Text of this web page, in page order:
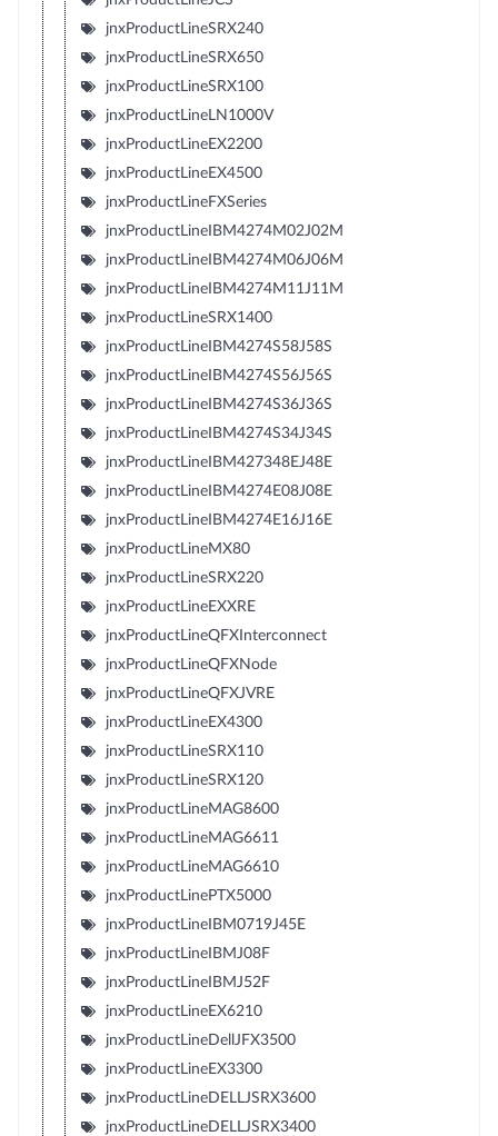
jnxProductLineSRX240
jnxProductLineSRX650
jnxProductLineSRX100
jnxProductLineLN1000V
jnxProductLineEX2200
jnxProductLineEX4500
jnxProductLineFXSeries
jnxProductLineIBM4274M02J02M
jnxProductLineIBM4274M06J06M
jnxProductLineIBM4274M11J11M
jnxProductLineSRX1400
jnxProductLineIBM4274S58J58S
jnxProductLineIBM4274S56J56S
jnxProductLineIBM4274S36J36S
jnxProductLineIBM4274S34J34S
jnxProductLineIBM427348EJ48E
jnxProductLineIBM4274E08J08E
jnxProductLineIBM4274E16J16E
jnxProductLineMX80
jnxProductLineSRX220
jnxProductLineEXXRE
jnxProductLineQFXInterconnect
jnxProductLineQFXNode
jnxProductLineQFXJVRE
jnxProductLineEX4300
jnxProductLineSRX110
jnxProductLineSRX120
jnxProductLineMAG8600
jnxProductLineMAG6611
jnxProductLineMAG6610
jnxProductLinePTX5000
jnxProductLineIBM0719J45E
jnxProductLineIBMJ08F
jnxProductLineIBMJ52F
jnxProductLineEX6210
jnxProductLineDellJFX3500
jnxProductLineEX3300
jnxProductLineDELLJSRX3600
jnxProductLineDELLJSRX3400